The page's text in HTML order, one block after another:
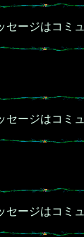
セージはコミ
セージはコミ
セージはコミ